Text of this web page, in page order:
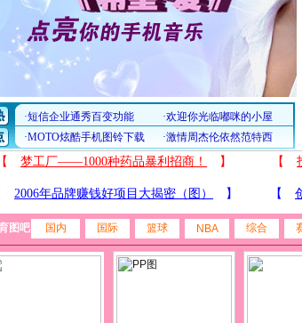
图吧 国内 国际 篮球 NBA 综合